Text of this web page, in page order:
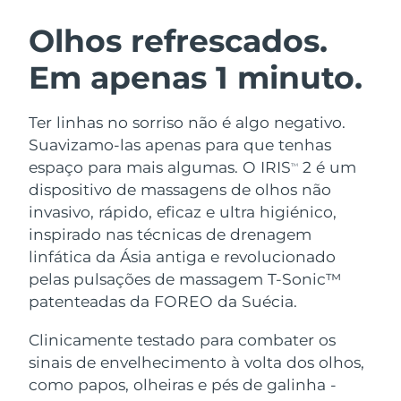
Olhos refrescados.
Em apenas 1 minuto.
Ter linhas no sorriso não é algo negativo.
Suavizamo-las apenas para que tenhas
espaço para mais algumas. O IRISTM
2 é um
dispositivo de massagens de olhos não
invasivo, rápido, eficaz e ultra higiénico,
inspirado nas técnicas de drenagem
linfática da Ásia antiga e revolucionado
pelas pulsações de massagem T-Sonic™
patenteadas da FOREO da Suécia.
Clinicamente testado para combater os
sinais de envelhecimento à volta dos olhos,
como papos, olheiras e pés de galinha -
LUNA™ 4 kit
Anti-aging massage
LUNA™ 4 Plus
Massage, LED heating
For men, anti-aging massage
BEAR™ 2 kit
Microcurrent toning
BEAR™ 2 go
Microcurrent toning on-the-go
Microcurrent line smoothing device
Hidratação
UFO™ 3 kit
Deep facial hydration
UFO™ 3 LED
Near-infrared and red light therapy
device
Cuidado oral
issa™ 4
Hybrid silicone sonic toothbrush
issa™ 4 plus
Smart hybrid silicone sonic toothbrush
TRATAMENTO ANTIENVELHECIMENTO
FAQ™
Antienvelhecimento Tratamentos LED
Áustria Entrega prevista
Barein Entrega prevista10/08/2026
Bélgica
Bermudas Entrega prevista15/08/2026
Bósnia e
Herzegovina
Entrega prevista 12/08/2026
Brunei Entrega prevista14/08/2026
Bulgária Entrega prevista
Canadá Entrega prevista13/08/2026
Chile Entrega prevista13/08/2026